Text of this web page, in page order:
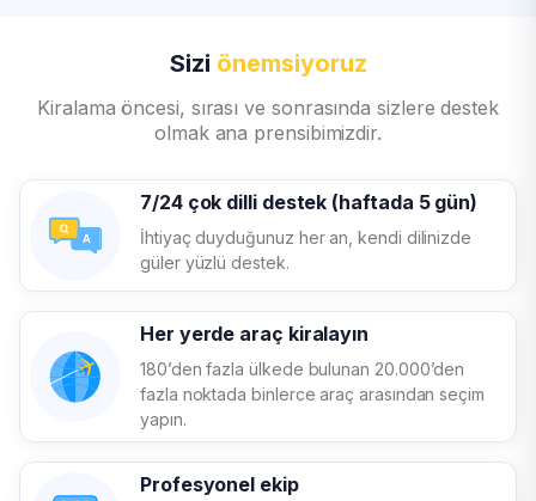
Sizi önemsiyoruz
Kiralama öncesi, sırası ve sonrasında sizlere destek
olmak ana prensibimizdir.
7/24 çok dilli destek (haftada 5 gün)
İhtiyaç duyduğunuz her an, kendi dilinizde
güler yüzlü destek.
Her yerde araç kiralayın
180’den fazla ülkede bulunan 20.000’den
fazla noktada binlerce araç arasından seçim
yapın.
Profesyonel ekip